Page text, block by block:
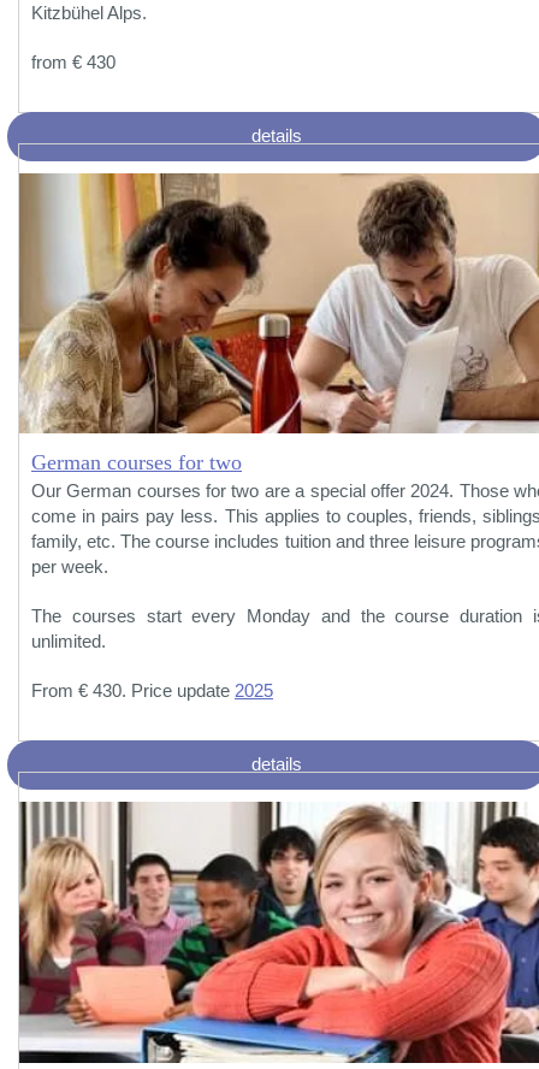
Kitzbühel Alps.
from € 430
details
German courses for two
Our German courses for two are a special offer 2024. Those
come in pairs pay less. This applies to couples, friends,
family, etc. The course includes tuition and three leisure
per week.
The courses start every Monday and the course duration
unlimited.
From € 430. Price update 2025
details